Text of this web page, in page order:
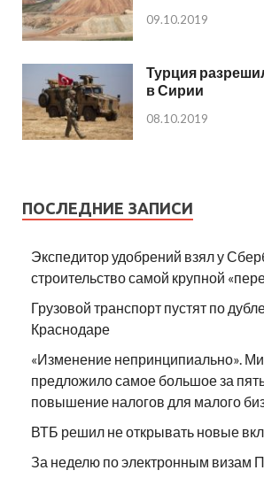
09.10.2019
Турция
в Сирии
08.10.2019
ПОСЛЕДНИЕ ЗАПИСИ
Экспедитор удобрений взял у
строительство самой крупной
Грузовой транспорт пустят по
Краснодаре
«Изменение непринципиально».
предложило самое большое за
повышение налогов для малого
ВТБ решил не открывать новые
За неделю по электронным визам